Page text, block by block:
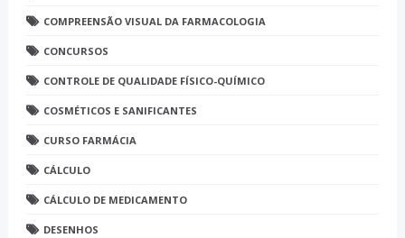
COMPREENSÃO VISUAL DA FARMACOLOGIA
CONCURSOS
CONTROLE DE QUALIDADE FÍSICO-QUÍMICO
COSMÉTICOS E SANIFICANTES
CURSO FARMÁCIA
CÁLCULO
CÁLCULO DE MEDICAMENTO
DESENHOS